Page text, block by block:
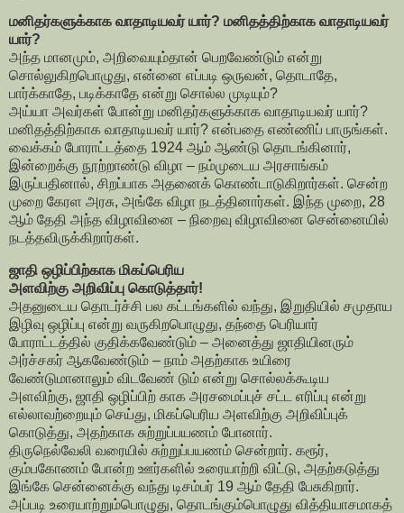
மனிதர்களுக்காக வாதாடியவர் யார்? மனிதத்திற்காக வாதாடியவர்
யார்?
அந்த மானமும், அறிவையும்தான் பெறவேண்டும் என்று
சொல்லுகிறபொழுது, என்னை எப்படி ஒருவன், தொடாதே,
பார்க்காதே, படிக்காதே என்று சொல்ல முடியும்?
அய்யா அவர்கள் போன்று மனிதர்களுக்காக வாதாடியவர் யார்?
மனிதத்திற்காக வாதாடியவர் யார்? என்பதை எண்ணிப் பாருங்கள்.
வைக்கம் போராட்டத்தை 1924 ஆம் ஆண்டு தொடங்கினார்,
இன்றைக்கு நூற்றாண்டு விழா – நம்முடைய அரசாங்கம்
இருப்பதினால், சிறப்பாக அதனைக் கொண்டாடுகிறார்கள். சென்ற
முறை கேரள அரசு, அங்கே விழா நடத்தினார்கள். இந்த முறை, 28
ஆம் தேதி அந்த விழாவினை – நிறைவு விழாவினை சென்னையில்
நடத்தவிருக்கிறார்கள்.
ஜாதி ஒழிப்பிற்காக மிகப்பெரிய
அளவிற்கு அறிவிப்பு கொடுத்தார்!
அதனுடைய தொடர்ச்சி பல கட்டங்களில் வந்து, இறுதியில் சமுதாய
இழிவு ஒழிப்பு என்று வருகிறபொழுது, தந்தை பெரியார்
போராட்டத்தில் குதிக்கவேண்டும் – அனைத்து ஜாதியினரும்
அர்ச்சகர் ஆகவேண்டும் – நாம் அதற்காக உயிரை
வேண்டுமானாலும் விடவேண் டும் என்று சொல்லக்கூடிய
அளவிற்கு, ஜாதி ஒழிப்பிற் காக அரசமைப்புச் சட்ட எரிப்பு என்று
எல்லாவற்றையும் செய்து, மிகப்பெரிய அளவிற்கு அறிவிப்புக்
கொடுத்து, அதற்காக சுற்றுப்பயணம் போனார்.
திருநெல்வேலி வரையில் சுற்றுப்பயணம் சென்றார். கரூர்,
கும்பகோணம் போன்ற ஊர்களில் உரையாற்றி விட்டு, அதற்கடுத்து
இங்கே சென்னைக்கு வந்து டிசம்பர் 19 ஆம் தேதி பேசுகிறார்.
அப்படி உரையாற்றும்பொழுது, தொடங்கும்பொழுது வித்தியாசமாகத்